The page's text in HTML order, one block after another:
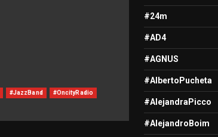
#JazzBand #OncityRadio
#24m
#AD4
#AGNUS
#AlbertoPucheta
#AlejandraPicco
#AlejandroBoim